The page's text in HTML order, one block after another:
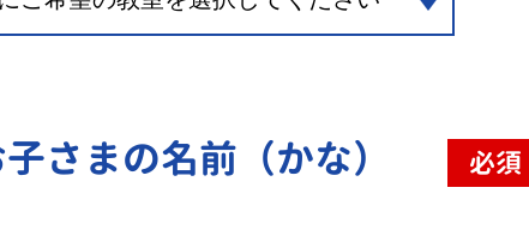
さまの名前（かな） 必須